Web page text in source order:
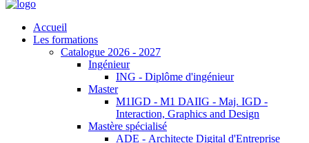
Accueil
Les formations
Catalogue 2026 - 2027
Ingénieur
ING - Diplôme d'ingénieur
Master
M1IGD - M1 DAIIG - Maj. IGD -
Interaction, Graphics and Design
Mastère spécialisé
ADE - Architecte Digital d'Entreprise